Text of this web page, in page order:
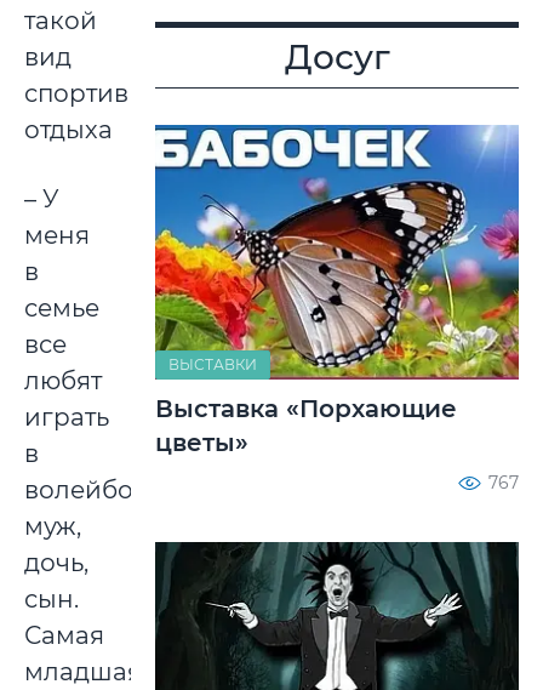
такой
вид
спортивного
отдыха
– У
меня
в
семье
все
любят
играть
в
волейбол:
муж,
дочь,
сын.
Самая
младшая,
Досуг
ВЫСТАВКИ
Выставка «Порхающие
цветы»
767